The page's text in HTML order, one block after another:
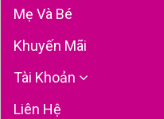
Mẹ Và Bé
Khuyến Mãi
Tài Khoản
Liên Hệ